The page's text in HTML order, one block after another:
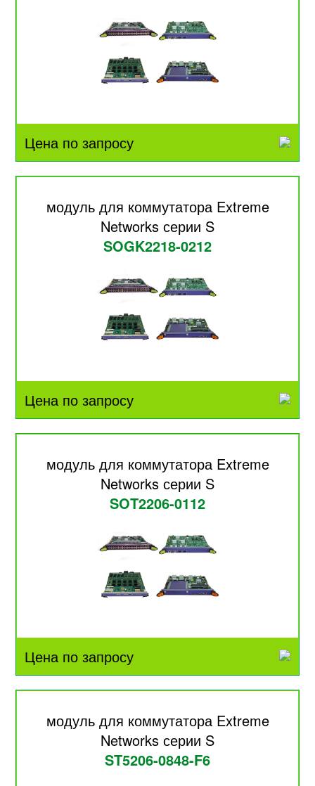
Цена по запросу
модуль для коммутатора Extreme
Networks серии S
SOGK2218-0212
Цена по запросу
модуль для коммутатора Extreme
Networks серии S
SOT2206-0112
Цена по запросу
модуль для коммутатора Extreme
Networks серии S
ST5206-0848-F6